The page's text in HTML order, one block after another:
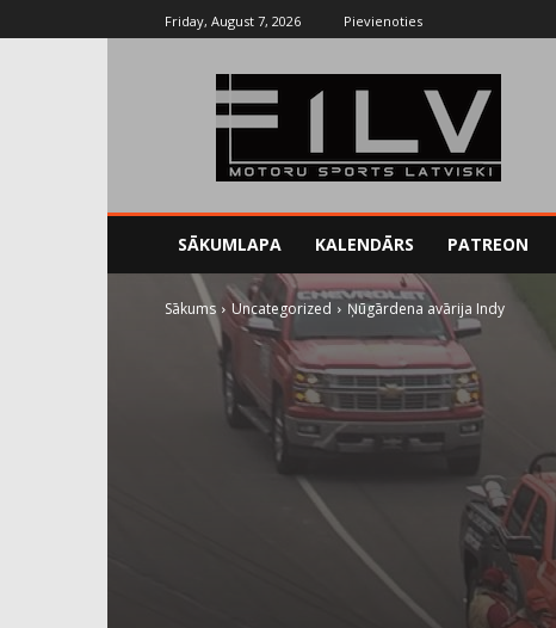
Friday, August 7, 2026 Pievienoties
SĀKUMLAPA KALENDĀRS PATREON
Sākums Uncategorized Ņūgārdena avārija Indy